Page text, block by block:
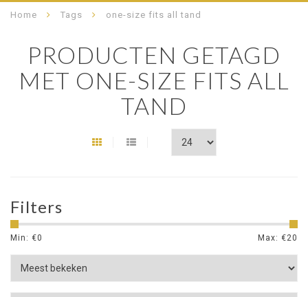
Home Tags one-size fits all tand
PRODUCTEN GETAGD
MET ONE-SIZE FITS ALL
TAND
Filters
Min: €0 Max: €20